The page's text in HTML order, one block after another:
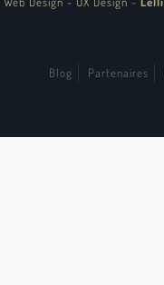
Blog Partenaires